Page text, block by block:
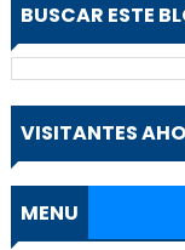
BUSCAR ESTE
VISITANTES
MENU